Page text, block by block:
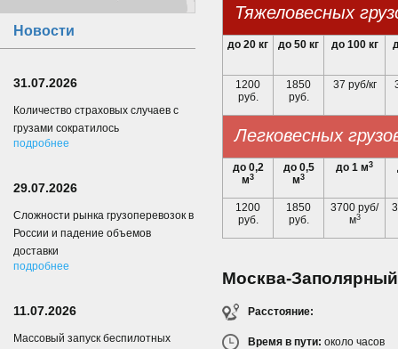
Тяжеловесных
до 20 кг до 50 кг до 100 кг
1200
руб.
1850
руб.
37 руб/кг
Легковесных
до 0,2
м3
до 0,5
м3
до 1 м3
1200
руб.
1850
руб.
3700 руб/
м3
Москва-Заполярный
Расстояние:
Время в пути: около часов
Новости
31.07.2026
Количество страховых случаев с
грузами сократилось
подробнее
29.07.2026
Сложности рынка грузоперевозок в
России и падение объемов
доставки
подробнее
11.07.2026
Массовый запуск беспилотных